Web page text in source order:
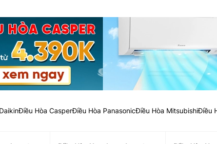
Điều Hòa CasperĐiều Hòa PanasonicĐiều Hòa MitsubishiĐiều